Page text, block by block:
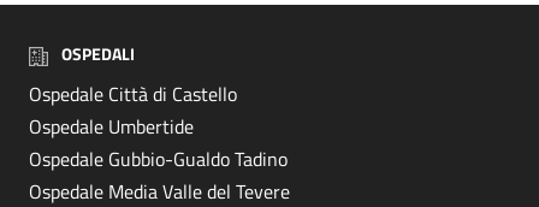
OSPEDALI
Ospedale Città di Castello
Ospedale Umbertide
Ospedale Gubbio-Gualdo Tadino
Ospedale Media Valle del Tevere